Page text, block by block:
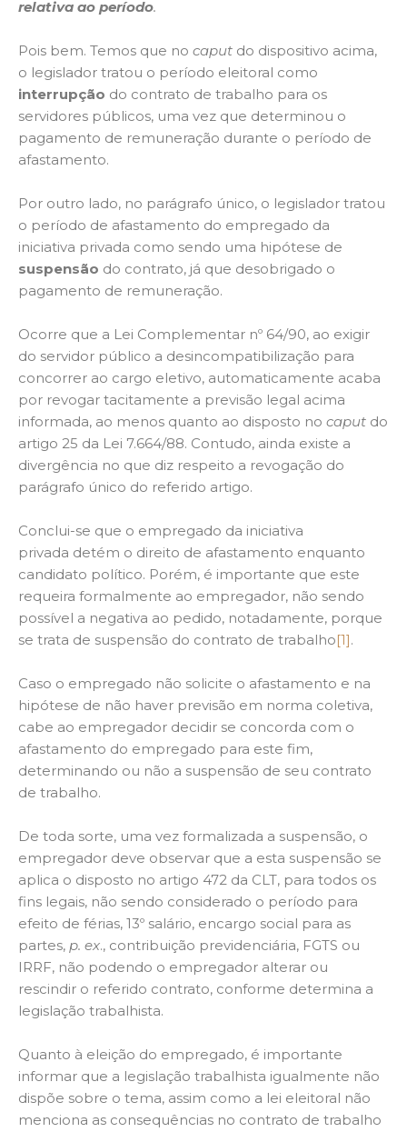
relativa ao período.
Pois bem. Temos que no caput do dispositivo acima,
o legislador tratou o período eleitoral como
interrupção do contrato de trabalho para os
servidores públicos, uma vez que determinou o
pagamento de remuneração durante o período de
afastamento.
Por outro lado, no parágrafo único, o legislador tratou
o período de afastamento do empregado da
iniciativa privada como sendo uma hipótese de
suspensão do contrato, já que desobrigado o
pagamento de remuneração.
Ocorre que a Lei Complementar nº 64/90, ao exigir
do servidor público a desincompatibilização para
concorrer ao cargo eletivo, automaticamente acaba
por revogar tacitamente a previsão legal acima
informada, ao menos quanto ao disposto no caput do
artigo 25 da Lei 7.664/88. Contudo, ainda existe a
divergência no que diz respeito a revogação do
parágrafo único do referido artigo.
Conclui-se que o empregado da iniciativa
privada detém o direito de afastamento enquanto
candidato político. Porém, é importante que este
requeira formalmente ao empregador, não sendo
possível a negativa ao pedido, notadamente, porque
se trata de suspensão do contrato de trabalho[1].
Caso o empregado não solicite o afastamento e na
hipótese de não haver previsão em norma coletiva,
cabe ao empregador decidir se concorda com o
afastamento do empregado para este fim,
determinando ou não a suspensão de seu contrato
de trabalho.
De toda sorte, uma vez formalizada a suspensão, o
empregador deve observar que a esta suspensão se
aplica o disposto no artigo 472 da CLT, para todos os
fins legais, não sendo considerado o período para
efeito de férias, 13º salário, encargo social para as
partes, p. ex., contribuição previdenciária, FGTS ou
IRRF, não podendo o empregador alterar ou
rescindir o referido contrato, conforme determina a
legislação trabalhista.
Quanto à eleição do empregado, é importante
informar que a legislação trabalhista igualmente não
dispõe sobre o tema, assim como a lei eleitoral não
menciona as consequências no contrato de trabalho